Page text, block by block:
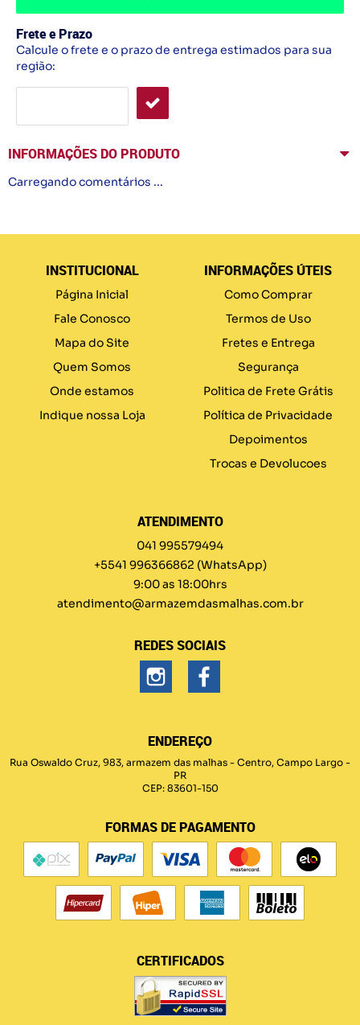
Frete e Prazo
Calcule o frete e o prazo de entrega estimados para sua
região:
INFORMAÇÕES DO PRODUTO
Carregando comentários ...
INSTITUCIONAL
Página Inicial
Fale Conosco
Mapa do Site
Quem Somos
Onde estamos
Indique nossa Loja
INFORMAÇÕES ÚTEIS
Como Comprar
Termos de Uso
Fretes e Entrega
Segurança
Politica de Frete Grátis
Política de Privacidade
Depoimentos
Trocas e Devolucoes
ATENDIMENTO
041 995579494
+5541 996366862 (WhatsApp)
9:00 as 18:00hrs
atendimento@armazemdasmalhas.com.br
REDES SOCIAIS
ENDEREÇO
Rua Oswaldo Cruz, 983, armazem das malhas - Centro, Campo Largo -
PR
CEP: 83601-150
FORMAS DE PAGAMENTO
CERTIFICADOS